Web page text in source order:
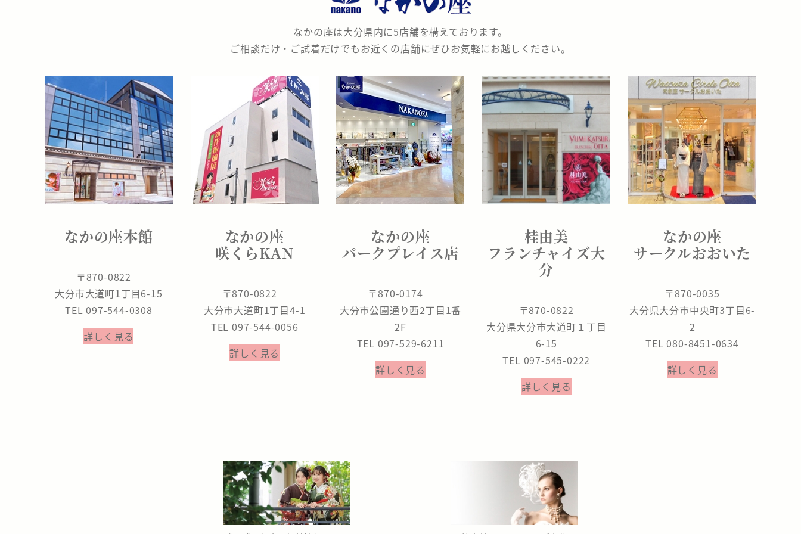
なかの座は大分県内に5店舗を構えております。
ご相談だけ・ご試着だけでもお近くの店舗にぜひお気軽にお越しください。
なかの座本館
〒870-0822
大分市大道町1丁目6-15
TEL 097-544-0308
詳しく見る
なかの座
咲くらKAN
〒870-0822
大分市大道町1丁目4-1
TEL 097-544-0056
詳しく見る
なかの座
パークプレイス店
〒870-0174
大分市公園通り西2丁目1番
2F
TEL 097-529-6211
詳しく見る
桂由美
フランチャイズ大
分
〒870-0822
大分県大分市大道町１丁目
6-15
TEL 097-545-0222
詳しく見る
なかの座
サークルおおいた
〒870-0035
大分県大分市中央町3丁目6-
2
TEL 080-8451-0634
詳しく見る